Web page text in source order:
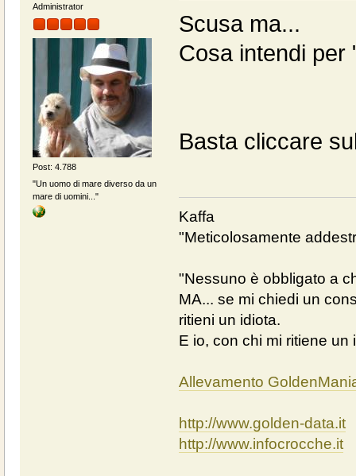
Administrator
Post: 4.788
"Un uomo di mare diverso da un
mare di uomini..."
Scusa ma...
Cosa intendi per
Basta cliccare
Kaffa
"Meticolosamente
"Nessuno è obbligato a
MA... se mi chiedi un
ritieni un idiota.
E io, con chi mi ritiene
Allevamento
http://www.golden-data.it
http://www.infocrocche.it